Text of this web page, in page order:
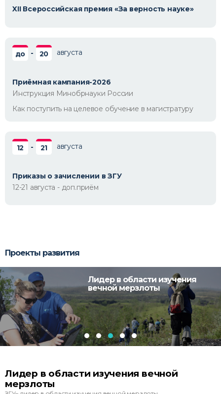
XII Всероссийская премия «За верность науке»
до - 20 августа
Приёмная кампания-2026
Инструкция Минобрнауки России
Как поступить на целевое обучение в магистратуру
12 - 21 августа
Приказы о зачислении в ЗГУ
12-21 августа - доп.приём
Проекты развития
Студенческое научное
общество
Студенческое научное общество
Студенческое научное общество ЗГУ объединяет 24